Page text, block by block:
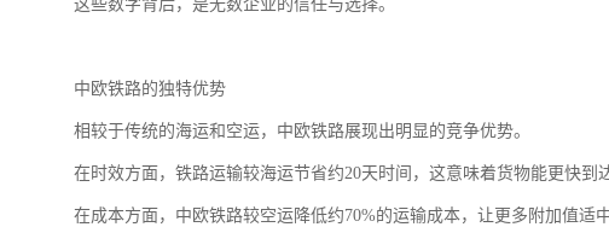
这些数字背后，是无数企业的信任与选择。
中欧铁路的独特优势
相较于传统的海运和空运，中欧铁路展现出明显的竞争优势。
在时效方面，铁路运输较海运节省约20天时间，这意味着货物能更快到
在成本方面，中欧铁路较空运降低约70%的运输成本，让更多附加值适